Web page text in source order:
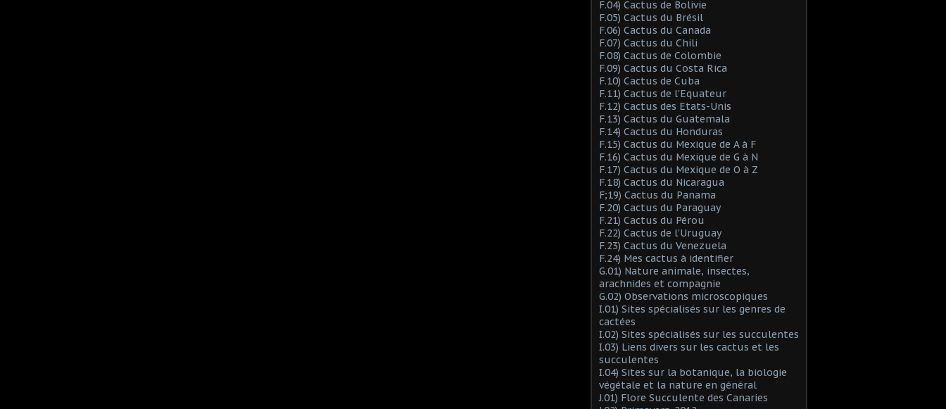
F.04) Cactus de Bolivie
F.05) Cactus du Brésil
F.06) Cactus du Canada
F.07) Cactus du Chili
F.08) Cactus de Colombie
F.09) Cactus du Costa Rica
F.10) Cactus de Cuba
F.11) Cactus de l'Equateur
F.12) Cactus des Etats-Unis
F.13) Cactus du Guatemala
F.14) Cactus du Honduras
F.15) Cactus du Mexique de A à F
F.16) Cactus du Mexique de G à N
F.17) Cactus du Mexique de O à Z
F.18) Cactus du Nicaragua
F;19) Cactus du Panama
F.20) Cactus du Paraguay
F.21) Cactus du Pérou
F.22) Cactus de l'Uruguay
F.23) Cactus du Venezuela
F.24) Mes cactus à identifier
G.01) Nature animale, insectes,
arachnides et compagnie
G.02) Observations microscopiques
I.01) Sites spécialisés sur les genres de
cactées
I.02) Sites spécialisés sur les succulentes
I.03) Liens divers sur les cactus et les
succulentes
I.04) Sites sur la botanique, la biologie
végétale et la nature en général
J.01) Flore Succulente des Canaries